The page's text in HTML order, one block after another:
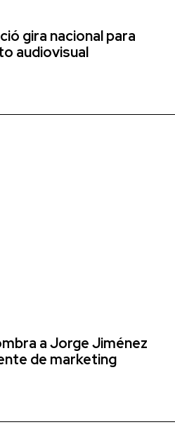
gira nacional para
audiovisual
a Jorge Jiménez
de marketing